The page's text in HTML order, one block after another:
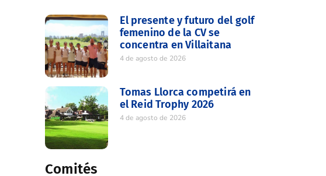
El presente y futuro del golf
femenino de la CV se
concentra en Villaitana
4 de agosto de 2026
Tomas Llorca competirá en
el Reid Trophy 2026
4 de agosto de 2026
Comités